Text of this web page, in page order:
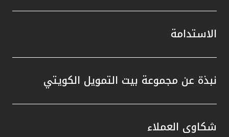
الاستدامة
نبذة عن مجموعة بيت التمويل الكويتي
شكاوى العملاء